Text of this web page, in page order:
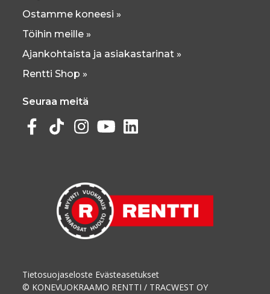
Ostamme koneesi »
Töihin meille »
Ajankohtaista ja asiakastarinat »
Rentti Shop »
Seuraa meitä
Tietosuojaseloste Evästeasetukset
© KONEVUOKRAAMO RENTTI / TRACWEST OY